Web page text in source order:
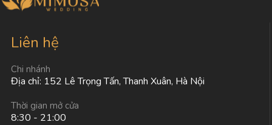
Liên hệ
Chi nhánh
Địa chỉ: 152 Lê Trọng Tấn, Thanh Xuân, Hà Nội
Thời gian mở cửa
8:30 - 21:00